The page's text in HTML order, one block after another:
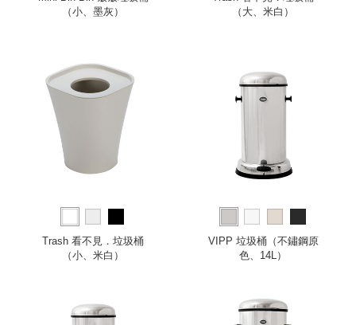
（小、墨灰）
（大、米白）
Trash 看不見．垃圾桶
（小、米白）
VIPP 垃圾桶（不鏽鋼原
色、14L）